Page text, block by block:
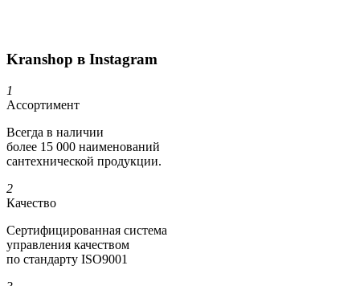
Kranshop в Instagram
1
Ассортимент
Всегда в наличии
более 15 000 наименований
сантехнической продукции.
2
Качество
Сертифициро­ванная система
управления качеством
по стандарту ISO9001